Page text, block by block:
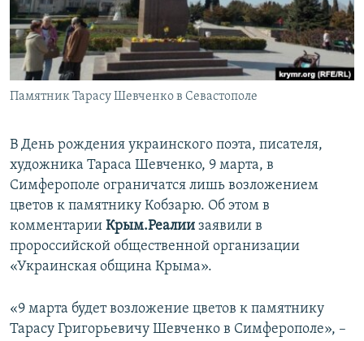
ПОБЕДИТЕЛЕЙ НЕ СУДЯТ?
КРЫМ.НЕПОКОРЕННЫЙ
ELIFBE
УКРАИНСКАЯ ПРОБЛЕМА КРЫМА
ПРИСОЕДИНЯЙТЕСЬ!
Памятник Тарасу Шевченко в Севастополе
В День рождения украинского поэта, писателя,
художника Тараса Шевченко, 9 марта, в
Симферополе ограничатся лишь возложением
цветов к памятнику Кобзарю. Об этом в
комментарии Крым.Реалии заявили в
пророссийской общественной организации
«Украинская община Крыма».
«9 марта будет возложение цветов к памятнику
Тарасу Григорьевичу Шевченко в Симферополе», –